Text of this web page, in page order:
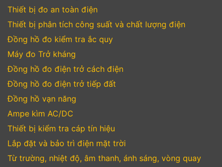
Thiết bị đo an toàn điện
Thiết bị phân tích công suất và chất lượng điện
Đồng hồ đo kiểm tra ắc quy
Máy đo Trở kháng
Đồng hồ đo điện trở cách điện
Đồng hồ đo điện trở tiếp đất
Đồng hồ vạn năng
Ampe kìm AC/DC
Thiết bị kiểm tra cáp tín hiệu
Lắp đặt và bảo trì điện mặt trời
Từ trường, nhiệt độ, âm thanh, ánh sáng, vòng quay